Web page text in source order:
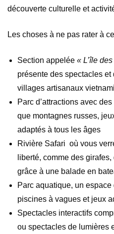
découverte culturelle et
Les choses à ne pas rater à
Section appelée « L’île
présente des spectacles
villages artisanaux
Parc d’attractions avec
que montagnes russes,
adaptés à tous les âges
Rivière Safari où vous
liberté, comme des
grâce à une balade en
Parc aquatique, un
piscines à vagues et jeux
Spectacles interactifs
ou spectacles de lumières